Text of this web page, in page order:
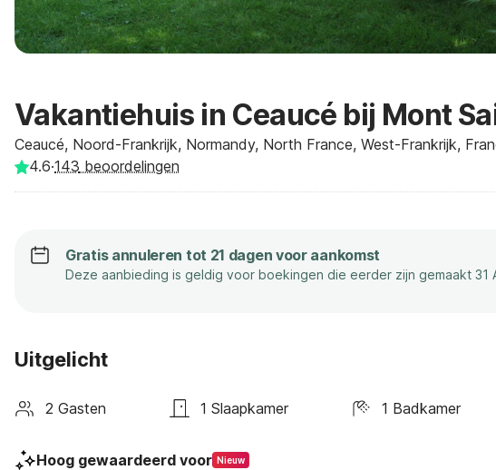
Vakantiehuis in Ceaucé bij Mont
Ceaucé, Noord-Frankrijk, Normandy, North France, West-Frankrijk,
4.6·143 beoordelingen
Gratis annuleren tot 21 dagen voor aankomst
Deze aanbieding is geldig voor boekingen die eerder zijn gemaakt 31
Uitgelicht
2 Gasten 1 Slaapkamer 1 Badkamer
Hoog gewaardeerd voor Nieuw